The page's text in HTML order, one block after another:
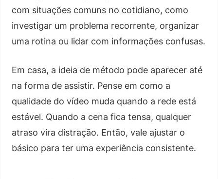
com situações comuns no cotidiano, como
investigar um problema recorrente, organizar
uma rotina ou lidar com informações confusas.
Em casa, a ideia de método pode aparecer até
na forma de assistir. Pense em como a
qualidade do vídeo muda quando a rede está
estável. Quando a cena fica tensa, qualquer
atraso vira distração. Então, vale ajustar o
básico para ter uma experiência consistente.